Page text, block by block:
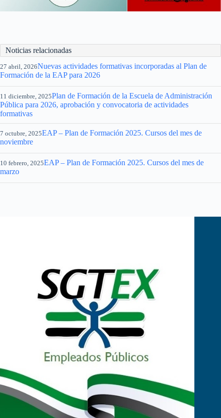
Noticias relacionadas
27 abril, 2026Nuevas actividades formativas incorporadas al Plan de
Formación de la EAP para 2026
11 diciembre, 2025Plan de Formación de la Escuela de Administración
Pública para 2026, aprobación y convocatoria de actividades
formativas
7 octubre, 2025EAP – Plan de Formación 2025. Cursos del mes de
noviembre
10 febrero, 2025EAP – Plan de Formación 2025. Cursos del mes de
marzo